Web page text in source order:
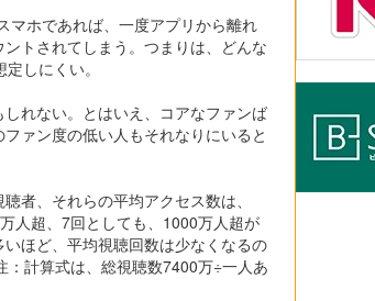
マホであれば、一度アプリから離れ
トされてしまう。つまりは、どんな
しにくい。
れない。とはいえ、コアなファンば
ァン度の低い人もそれなりにいると
者、それらの平均アクセス数は、
人超、7回としても、1000万人超が
ほど、平均視聴回数は少なくなるの
計算式は、総視聴数7400万÷一人あ